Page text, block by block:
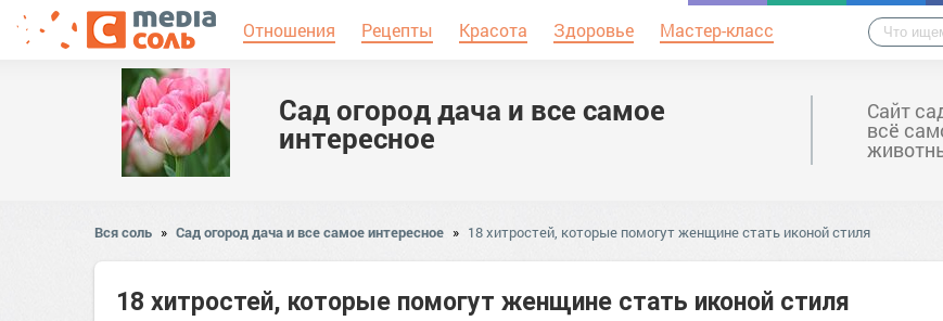
Отношения Рецепты Красота Здоровье Мастер-класс
Сад огород дача и все самое
интересное
Сайт
всё
Вся соль » Сад огород дача и все самое интересное » 18 хитростей, которые помогут женщине стать иконой стиля
18 хитростей, которые помогут женщине стать иконой стиля